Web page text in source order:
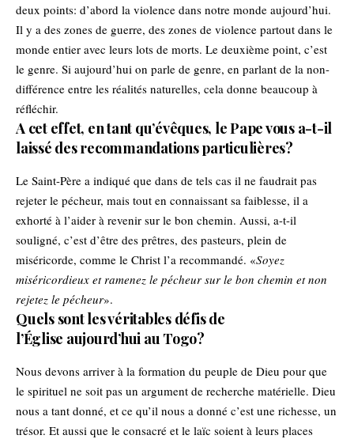
deux points: d’abord la violence dans notre monde aujourd’hui.
Il y a des zones de guerre, des zones de violence partout dans le
monde entier avec leurs lots de morts. Le deuxième point, c’est
le genre. Si aujourd’hui on parle de genre, en parlant de la non-
différence entre les réalités naturelles, cela donne beaucoup à
réfléchir.
A cet effet, en tant qu’évêques, le Pape vous a-t-il
laissé des recommandations particulières?
Le Saint-Père a indiqué que dans de tels cas il ne faudrait pas
rejeter le pécheur, mais tout en connaissant sa faiblesse, il a
exhorté à l’aider à revenir sur le bon chemin. Aussi, a-t-il
souligné, c’est d’être des prêtres, des pasteurs, plein de
miséricorde, comme le Christ l’a recommandé. «Soyez
miséricordieux et ramenez le pécheur sur le bon chemin et non
rejetez le pécheur».
Quels sont les véritables défis de
l’Église aujourd’hui au Togo?
Nous devons arriver à la formation du peuple de Dieu pour que
le spirituel ne soit pas un argument de recherche matérielle. Dieu
nous a tant donné, et ce qu’il nous a donné c’est une richesse, un
trésor. Et aussi que le consacré et le laïc soient à leurs places